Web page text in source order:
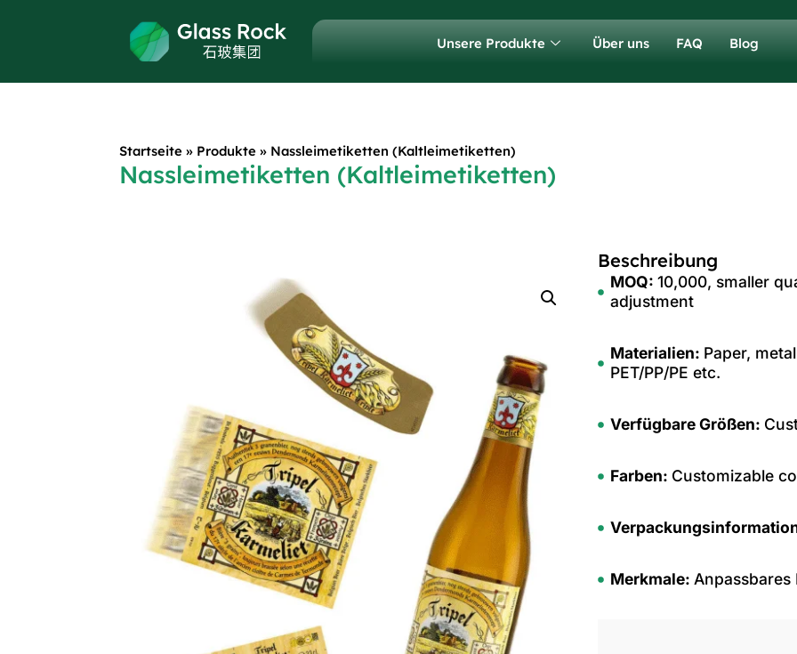
Unsere Produkte Über uns FAQ Blog
Startseite » Produkte » Nassleimetiketten (Kaltleimetiketten)
Nassleimetiketten (Kaltleimetiketten)
Beschreibung
MOQ: 10,000, smaller
adjustment
Materialien: Paper,
PET/PP/PE etc.
Verfügbare Größen:
Farben: Customizable
Merkmale: Anpassbares